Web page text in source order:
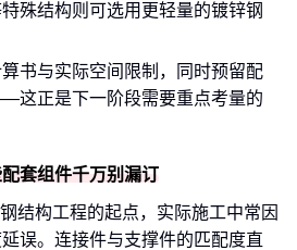
殊结构则可选用更轻量的镀锌钢
书与实际空间限制，同时预留配
这正是下一阶段需要重点考量的
套组件千万别漏订
结构工程的起点，实际施工中常因
误。连接件与支撑件的匹配度直